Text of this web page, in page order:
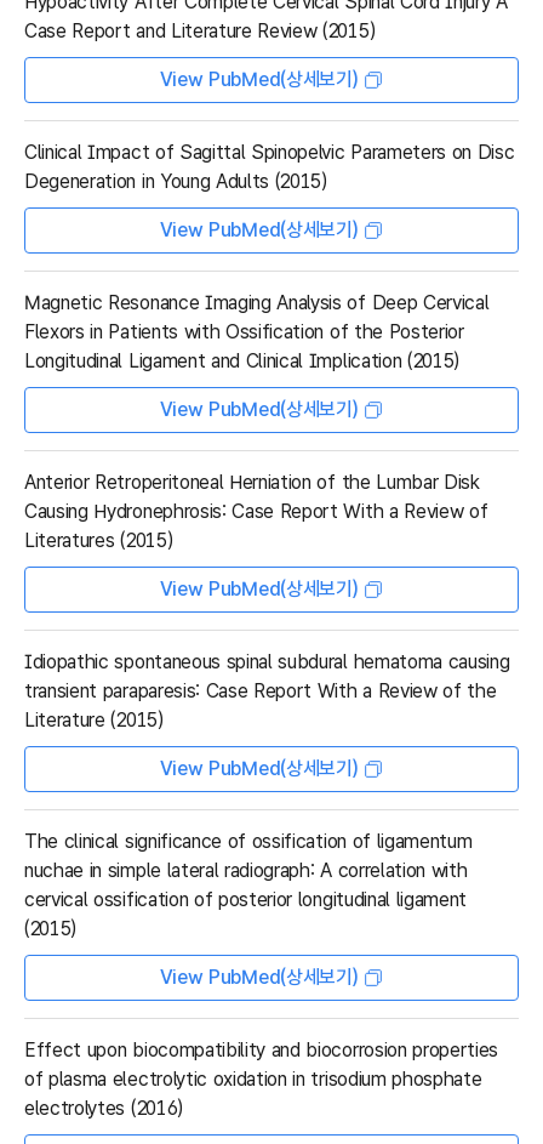
Case Report and Literature Review (2015)
View PubMed(상세보기)
Clinical Impact of Sagittal Spinopelvic Parameters on Disc
Degeneration in Young Adults (2015)
View PubMed(상세보기)
Magnetic Resonance Imaging Analysis of Deep Cervical
Flexors in Patients with Ossification of the Posterior
Longitudinal Ligament and Clinical Implication (2015)
View PubMed(상세보기)
Anterior Retroperitoneal Herniation of the Lumbar Disk
Causing Hydronephrosis: Case Report With a Review of
Literatures (2015)
View PubMed(상세보기)
Idiopathic spontaneous spinal subdural hematoma causing
transient paraparesis: Case Report With a Review of the
Literature (2015)
View PubMed(상세보기)
The clinical significance of ossification of ligamentum
nuchae in simple lateral radiograph: A correlation with
cervical ossification of posterior longitudinal ligament
(2015)
View PubMed(상세보기)
Effect upon biocompatibility and biocorrosion properties
of plasma electrolytic oxidation in trisodium phosphate
electrolytes (2016)